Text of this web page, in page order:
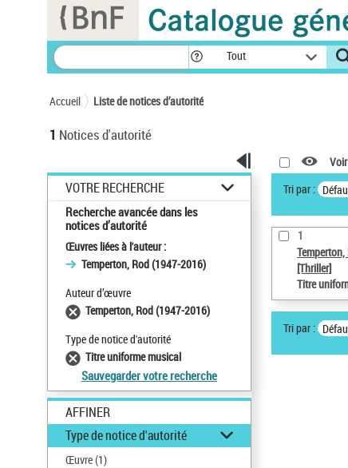
Tout
Accueil Liste de notices d’autorité
1 Notices d'autorité
VOTRE RECHERCHE
Recherche avancée dans les
notices d’autorité
Œuvres liées à l'auteur :
Temperton, Rod (1947-2016)
Auteur d’œuvre
Temperton, Rod (1947-2016)
Type de notice d'autorité
Titre uniforme musical
Sauvegarder votre recherche
AFFINER
Type de notice d'autorité
Œuvre(1)
Tri par :
1
[Thriller]
Titre
Tri par :
Panneau de gestion des cookies